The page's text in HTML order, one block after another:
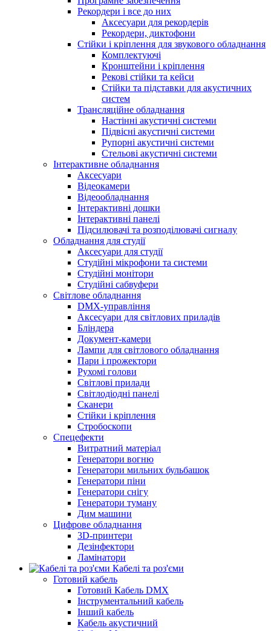
Рекордери і все до них
Аксесуари для рекордерів
Рекордери, диктофони
Стійки і кріплення для звукового обладнання
Комплектуючі
Кронштейни і кріплення
Рекові стійки та кейси
Стійки та підставки для акустичних
систем
Трансляційне обладнання
Настінні акустичні системи
Підвісні акустичні системи
Рупорні акустичні системи
Стельові акустичні системи
Інтерактивне обладнання
Аксесуари
Відеокамери
Відеообладнання
Інтерактивні дошки
Інтерактивні панелі
Підсилювачі та розподілювачі сигналу
Обладнання для студії
Аксесуари для студії
Студійні мікрофони та системи
Студійні монітори
Студійні сабвуфери
Світлове обладнання
DMX-управління
Аксесуари для світлових приладів
Бліндера
Документ-камери
Лампи для світлового обладнання
Пари і прожектори
Рухомі голови
Світлові прилади
Світлодіодні панелі
Сканери
Стійки і кріплення
Стробоскопи
Спецефекти
Витратний матеріал
Генератори вогню
Генератори мильних бульбашок
Генератори піни
Генератори снігу
Генератори туману
Дим машини
Цифрове обладнання
3D-принтери
Дезінфектори
Ламінатори
Кабелі та роз'єми
Готовий кабель
Готовий Кабель DMX
Інструментальний кабель
Інший кабель
Кабель акустичний